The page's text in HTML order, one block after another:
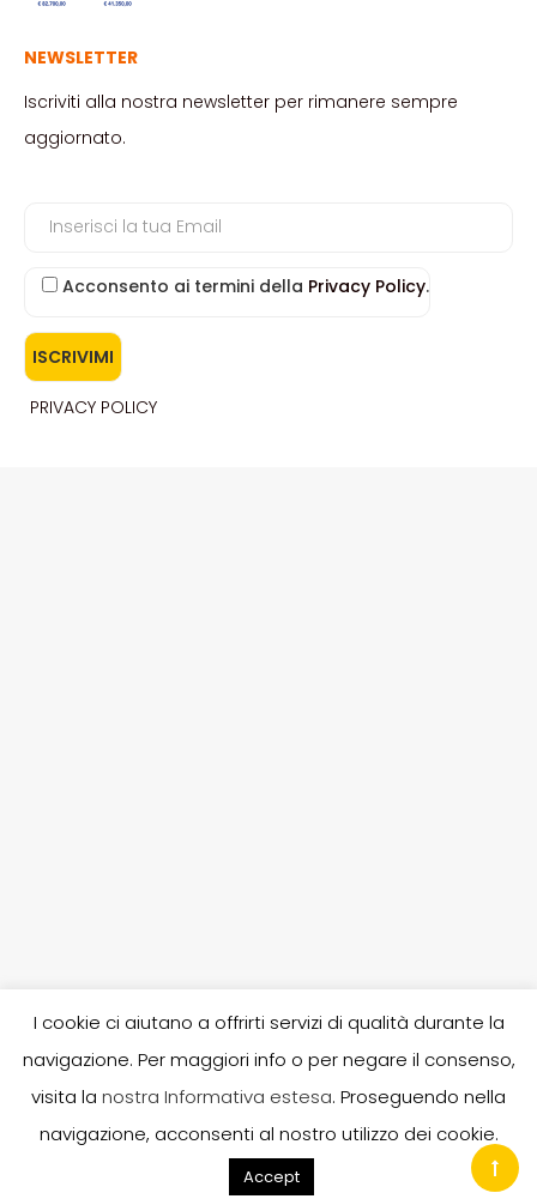
NEWSLETTER
Iscriviti alla nostra newsletter per rimanere sempre
aggiornato.
Acconsento ai termini della Privacy Policy.
PRIVACY POLICY
P. IVA 02253380303, R.E.A. 246682, A.I.A. 80030, N. iscr. Reg.
Imprese UD 02253380303, Capitale sociale i.v.: 10.400,00 -
info@gruppobost.it © 2020 Bost Group S.r.l.
I cookie ci aiutano a offrirti servizi di qualità durante la
navigazione. Per maggiori info o per negare il consenso,
visita la nostra Informativa estesa. Proseguendo nella
navigazione, acconsenti al nostro utilizzo dei cookie.
Accept